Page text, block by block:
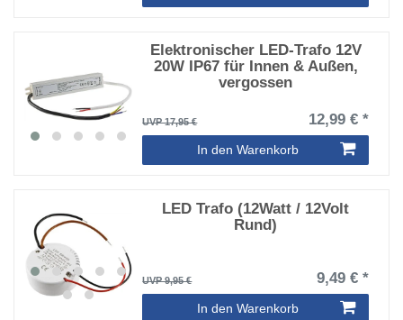
Elektronischer LED-Trafo 12V
20W IP67 für Innen & Außen,
vergossen
UVP 17,95 € 12,99 € *
In den Warenkorb
LED Trafo (12Watt / 12Volt
Rund)
UVP 9,95 € 9,49 € *
In den Warenkorb